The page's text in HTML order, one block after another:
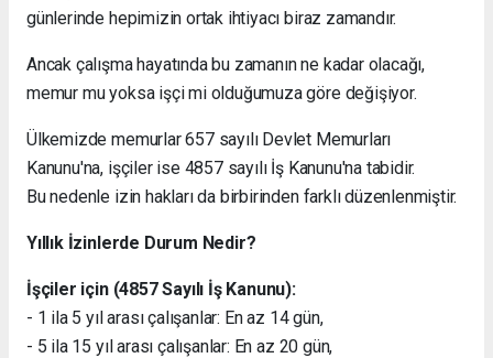
günlerinde hepimizin ortak ihtiyacı biraz zamandır.
Ancak çalışma hayatında bu zamanın ne kadar olacağı,
memur mu yoksa işçi mi olduğumuza göre değişiyor.
Ülkemizde memurlar 657 sayılı Devlet Memurları
Kanunu'na, işçiler ise 4857 sayılı İş Kanunu'na tabidir.
Bu nedenle izin hakları da birbirinden farklı düzenlenmiştir.
Yıllık İzinlerde Durum Nedir?
İşçiler için (4857 Sayılı İş Kanunu):
- 1 ila 5 yıl arası çalışanlar: En az 14 gün,
- 5 ila 15 yıl arası çalışanlar: En az 20 gün,